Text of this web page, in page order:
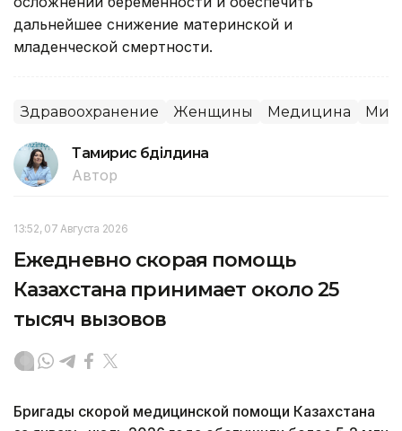
дальнейшее снижение материнской и
младенческой смертности.
Здравоохранение Женщины Медицина
Тамирис Әбділдина
Автор
13:52, 07 Августа 2026
Ежедневно скорая помощь
Казахстана принимает около 25
тысяч вызовов
Бригады скорой медицинской помощи Казахстана